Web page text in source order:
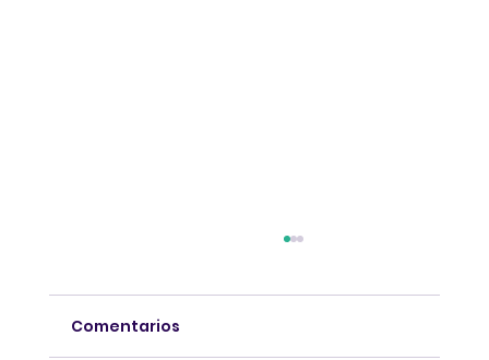
Comentarios